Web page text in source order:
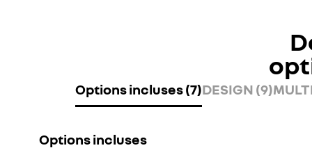
Options incluses (7)DESIGN (9)
Options incluses